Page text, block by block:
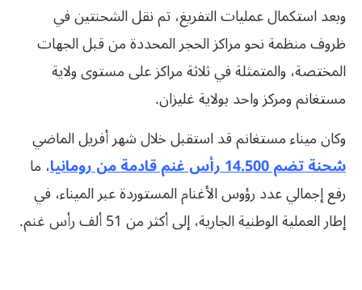
وبعد استكمال عمليات التفريغ، تم نقل الشحنتين في
ظروف منظمة نحو مراكز الحجر المحددة من قبل الجهات
المختصة، والمتمثلة في ثلاثة مراكز على مستوى ولاية
مستغانم ومركز واحد بولاية غليزان.
وكان ميناء مستغانم قد استقبل خلال شهر أفريل الماضي
شحنة تضم 14.500 رأس غنم قادمة من رومانيا
، ما
رفع إجمالي عدد رؤوس الأغنام المستوردة عبر الميناء، في
إطار العملية الوطنية الجارية، إلى أكثر من 51 ألف رأس غنم.